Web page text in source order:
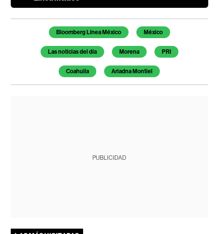
Temas de este artículo
Bloomberg Línea México México
Las noticias del día Morena PRI
Coahuila Ariadna Montiel
PUBLICIDAD